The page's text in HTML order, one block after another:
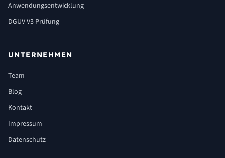
Anwendungsentwicklung
DGUV V3 Prüfung
UNTERNEHMEN
Team
Blog
Kontakt
Impressum
Datenschutz